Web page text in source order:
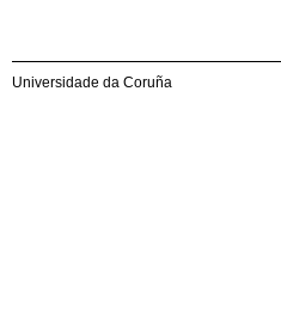
Universidade da Coruña